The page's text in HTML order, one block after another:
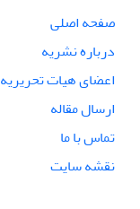
صفحه اصلی
درباره نشریه
اعضای هیات تحریریه
ارسال مقاله
تماس با ما
نقشه سایت